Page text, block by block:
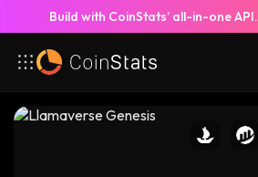
Build with CoinStats’ all-in-one API.